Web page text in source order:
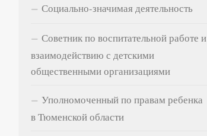
Социально-значимая деятельность
Советник по воспитательной работе и
взаимодействию с детскими
общественными организациями
Уполномоченный по правам ребенка
в Тюменской области